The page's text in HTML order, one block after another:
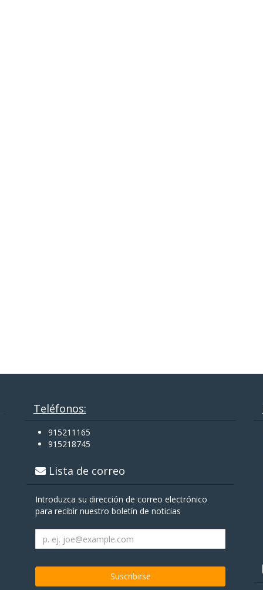
Teléfonos:
915211165
915218745
Lista de correo
Introduzca su dirección de correo electrónico
para recibir nuestro boletín de noticias